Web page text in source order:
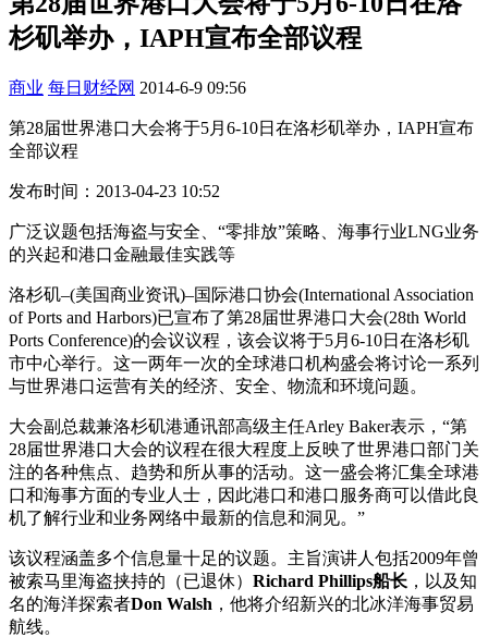
杉矶举办，IAPH宣布全部议程
商业 每日财经网 2014-6-9 09:56
第28届世界港口大会将于5月6-10日在洛杉矶举办，IAPH宣布
全部议程
发布时间：2013-04-23 10:52
广泛议题包括海盗与安全、“零排放”策略、海事行业LNG业务
的兴起和港口金融最佳实践等
洛杉矶–(美国商业资讯)–国际港口协会(International Association
of Ports and Harbors)已宣布了第28届世界港口大会(28th World
Ports Conference)的会议议程，该会议将于5月6-10日在洛杉矶
市中心举行。这一两年一次的全球港口机构盛会将讨论一系列
与世界港口运营有关的经济、安全、物流和环境问题。
大会副总裁兼洛杉矶港通讯部高级主任Arley Baker表示，“第
28届世界港口大会的议程在很大程度上反映了世界港口部门关
注的各种焦点、趋势和所从事的活动。这一盛会将汇集全球港
口和海事方面的专业人士，因此港口和港口服务商可以借此良
机了解行业和业务网络中最新的信息和洞见。”
该议程涵盖多个信息量十足的议题。主旨演讲人包括2009年曾
被索马里海盗挟持的（已退休） Richard Phillips船长 ，以及知
名的海洋探索者Don Walsh ，他将介绍新兴的北冰洋海事贸易
航线。